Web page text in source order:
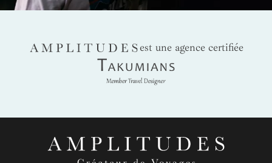
AMPLITUDES
est une agence certifiée
Takumians